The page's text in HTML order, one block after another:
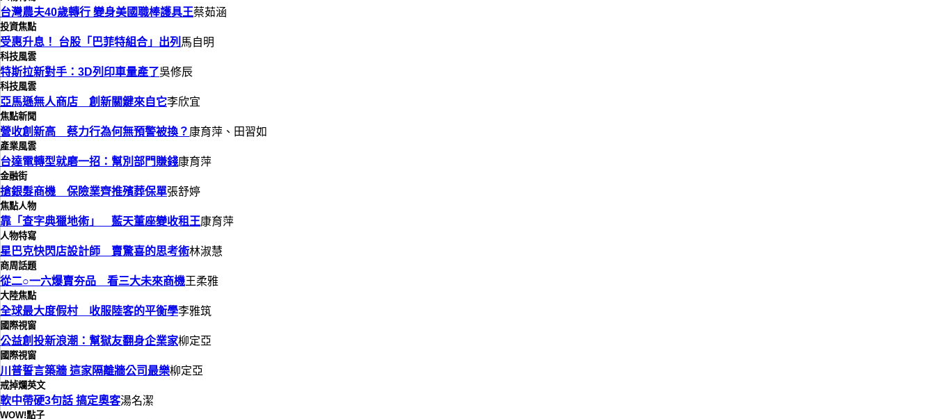
台灣農夫40歲轉行 變身美國職棒護具王蔡茹涵
投資焦點
受惠升息！ 台股「巴菲特組合」出列 馬自明
科技風雲
特斯拉新對手：3D列印車量產了吳修辰
科技風雲
亞馬遜無人商店 創新關鍵來自它李欣宜
焦點新聞
營收創新高 蔡力行為何無預警被換？ 康育萍、田習如
產業風雲
台達電轉型就磨一招：幫別部門賺錢康育萍
金融街
搶銀髮商機 保險業齊推殯葬保單張舒婷
焦點人物
靠「查字典獵地術」 藍天董座變收租王康育萍
人物特寫
星巴克快閃店設計師 賣驚喜的思考術林淑慧
商周話題
從二○一六爆賣夯品 看三大未來商機王柔雅
大陸焦點
全球最大度假村 收服陸客的平衡學李雅筑
國際視窗
公益創投新浪潮：幫獄友翻身企業家柳定亞
國際視窗
川普誓言築牆 這家隔離牆公司最樂柳定亞
戒掉爛英文
軟中帶硬3句話 搞定奧客湯名潔
WOW!點子